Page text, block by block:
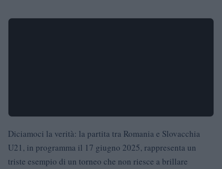
Diciamoci la verità: la partita tra Romania e Slovacchia
U21, in programma il 17 giugno 2025, rappresenta un
triste esempio di un torneo che non riesce a brillare